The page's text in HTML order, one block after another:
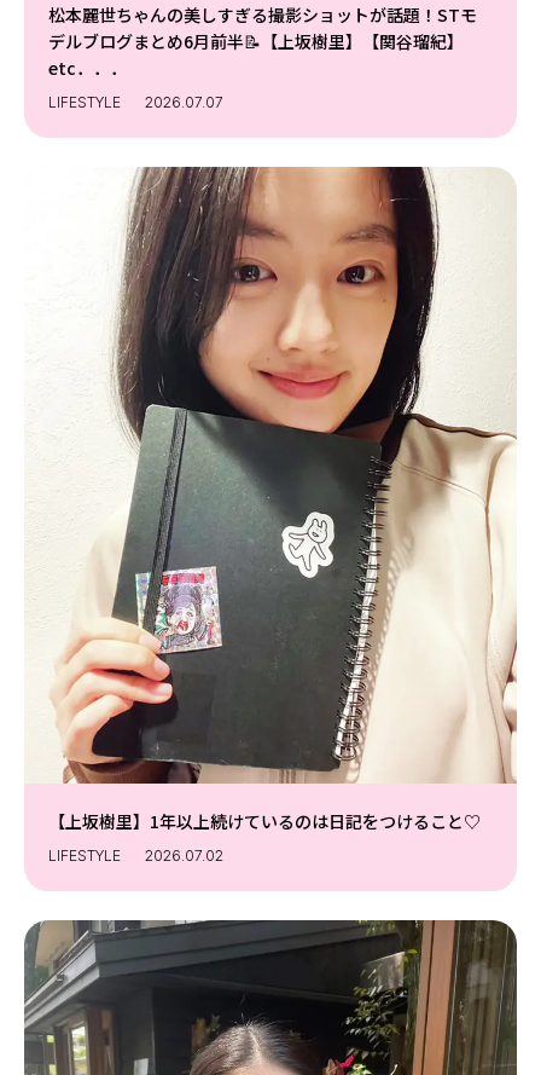
松本麗世ちゃんの美しすぎる撮影ショットが話題！STモ
デルブログまとめ6月前半📝【上坂樹里】【関谷瑠紀】
etc．．．
LIFESTYLE 2026.07.07
【上坂樹里】1年以上続けているのは日記をつけること♡
LIFESTYLE 2026.07.02